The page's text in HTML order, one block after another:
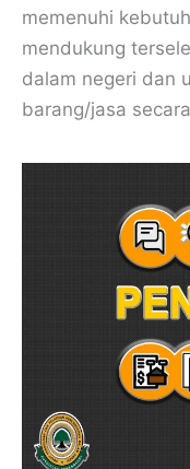
memenuhi
mendukung
dalam negeri dan
barang/jasa